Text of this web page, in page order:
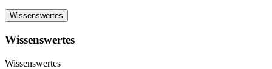
Wissenswertes
Wissenswertes
Wissenswertes